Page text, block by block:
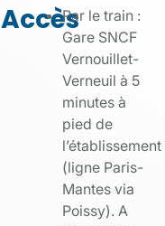
AccèsPar le train :
Gare SNCF
Vernouillet-
Verneuil à 5
minutes à
pied de
l’établissement
(ligne Paris-
Mantes via
Poissy). A